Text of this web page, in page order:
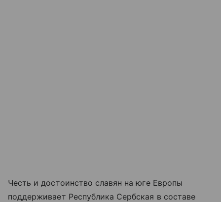
Честь и достоинство славян на юге Европы
поддерживает Республика Сербская в составе